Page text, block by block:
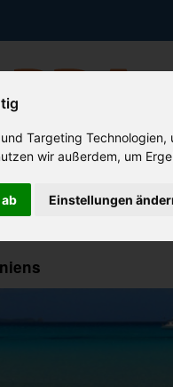
Targeting
wir außerdem, um
Einstellungen
Ihr